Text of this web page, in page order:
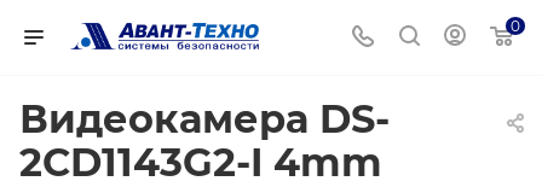
0
Видеокамера DS-
2CD1143G2-I 4mm